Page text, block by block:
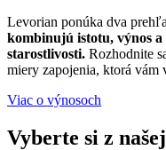
Levorian ponúka dva
kombinujú istotu, výnos
starostlivosti. Rozhodnite
miery zapojenia, ktorá vám
Viac o výnosoch
Vyberte si z